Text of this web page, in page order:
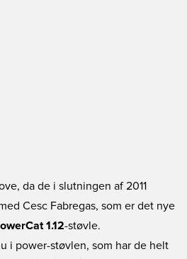
da de i slutningen af 2011
Cesc Fabregas, som er det nye
1.12-støvle.
i power-støvlen, som har de helt